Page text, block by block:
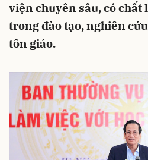
viện chuyên sâu, có chất
trong đào tạo, nghiên
tôn giáo.